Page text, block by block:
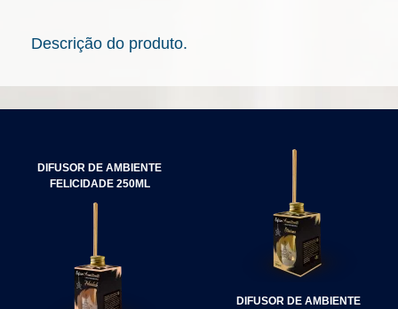
Descrição do produto.
POSTDIFUSOR DE AMBIENTE
FELICIDADE 250ML
DIFUSOR DE AMBIENTE